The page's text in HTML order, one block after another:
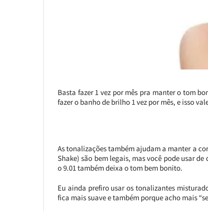
Basta fazer 1 vez por mês pra manter o tom
fazer o banho de brilho 1 vez por mês, e isso
As tonalizações também ajudam a manter a
Shake) são bem legais, mas você pode usar
o 9.01 também deixa o tom bem bonito.
Eu ainda prefiro usar os tonalizantes
fica mais suave e também porque acho mais